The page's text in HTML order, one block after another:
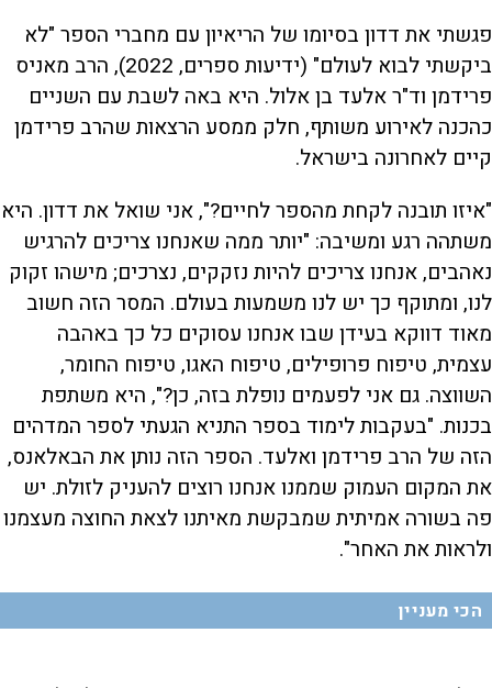
פגשתי את דדון בסיומו של הריאיון עם מחברי הספר "לא
ביקשתי לבוא לעולם" (ידיעות ספרים, 2022), הרב מאניס
פרידמן וד"ר אלעד בן אלול. היא באה לשבת עם השניים
כהכנה לאירוע משותף, חלק ממסע הרצאות שהרב פרידמן
קיים לאחרונה בישראל.
"איזו תובנה לקחת מהספר לחיים?", אני שואל את דדון. היא
משתהה רגע ומשיבה: "יותר ממה שאנחנו צריכים להרגיש
נאהבים, אנחנו צריכים להיות נזקקים, נצרכים; מישהו זקוק
לנו, ומתוקף כך יש לנו משמעות בעולם. המסר הזה חשוב
מאוד דווקא בעידן שבו אנחנו עסוקים כל כך באהבה
עצמית, טיפוח פרופילים, טיפוח האגו, טיפוח החומר,
השווצה. גם אני לפעמים נופלת בזה, כן?", היא משתפת
בכנות. "בעקבות לימוד בספר התניא הגעתי לספר המדהים
הזה של הרב פרידמן ואלעד. הספר הזה נותן את הבאלאנס,
את המקום העמוק שממנו אנחנו רוצים להעניק לזולת. יש
פה בשורה אמיתית שמבקשת מאיתנו לצאת החוצה מעצמנו
ולראות את האחר".
הכי מעניין